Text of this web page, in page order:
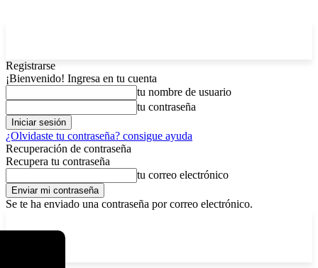
Registrarse
¡Bienvenido! Ingresa en tu cuenta
tu nombre de usuario
tu contraseña
¿Olvidaste tu contraseña? consigue ayuda
Recuperación de contraseña
Recupera tu contraseña
tu correo electrónico
Se te ha enviado una contraseña por correo electrónico.